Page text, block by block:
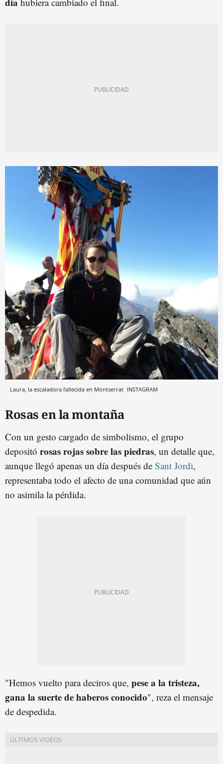
Laura, la escaladora fallecida en Montserrat INSTAGRAM
Rosas en la montaña
Con un gesto cargado de simbolismo, el grupo
depositó rosas rojas sobre las piedras, un detalle que,
aunque llegó apenas un día después de Sant Jordi,
representaba todo el afecto de una comunidad que aún
no asimila la pérdida.
"Hemos vuelto para deciros que, pese a la tristeza,
gana la suerte de haberos conocido", reza el mensaje
de despedida.